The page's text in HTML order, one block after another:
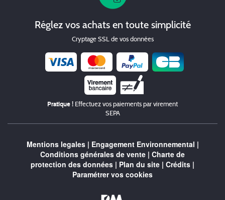
Réglez vos achats en toute simplicité
Cryptage SSL de vos données
Chèque
Pratique ! Effectuez vos paiements par virement
SEPA
Mentions legales| Engagement Environnemental |
Conditions générales de vente | Charte de
protection des données | Plan du site | Crédits |
Paramétrer vos cookies